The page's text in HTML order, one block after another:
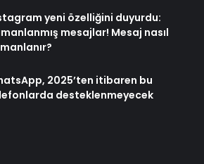
yeni özelliğini duyurdu:
mesajlar! Mesaj nasıl
2025’ten itibaren bu
desteklenmeyecek